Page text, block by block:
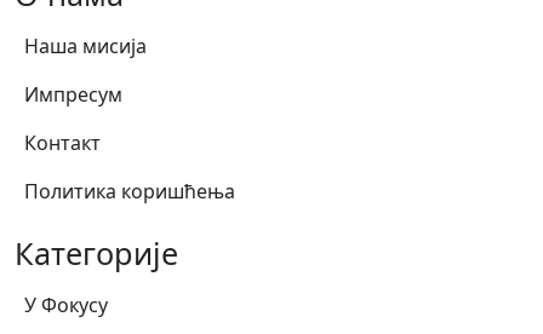
Наша мисија
Импресум
Контакт
Политика коришћења
Категорије
У Фокусу